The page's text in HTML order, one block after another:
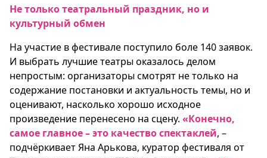
Не только театральный праздник, но и
культурный обмен
На участие в фестивале поступило боле 140 заявок.
И выбрать лучшие театры оказалось делом
непростым: организаторы смотрят не только на
содержание постановки и актуальность темы, но и
оценивают, насколько хорошо исходное
произведение перенесено на сцену. «Конечно,
самое главное – это качество спектаклей, –
подчёркивает Яна Арькова, куратор фестиваля от